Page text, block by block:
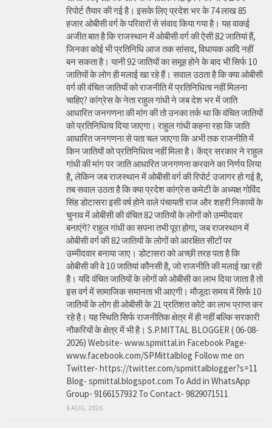
रिपोर्ट तैयार की गई है। इसके लिए प्रदेश भर के 74 लाख 85
हजार ओबीसी वर्ग के परिवारों से संवाद किया गया है। यह वाकई
अजीत बात है कि राजस्थान में ओबीसी वर्ग की ऐसी 82 जातियां हैं,
जिनका कोई भी प्रतिनिधि आज तक सांसद, विधायक आदि नहीं
बन सकता है। यानी 92 जातियों का समूह होने के बाद भी सिर्फ 10
जातियों के लोग ही मलाई खा रहे हैं। सवाल उठता है कि क्या ओबीसी
वर्ग की वंचित जातियों को राजनीति में प्रतिनिधित्व नहीं मिलना
चाहिए? कांग्रेस के नेता राहुल गांधी ने जब देश भर में जाति
आधारित जनगणना की मांग की तो उनका तर्क था कि वंचित जातियों
को प्रतिनिधित्व दिया जाएगा। राहुल गांधी कहना रहा कि जाति
आधारित जनगणना से पता चल जाएगा कि अभी तक राजनीति में
किन जातियों को प्रतिनिधित्व नहीं मिला है। केंद्र सरकार ने राहुल
गांधी की मांग पर जाति आधारित जनगणना करवाने का निर्णय लिया
है, लेकिन जब राजस्थान में ओबीसी वर्ग की रिपोर्ट उजागर हो गई है,
तब सवाल उठता है कि क्या प्रदेश कांग्रेस कमेटी के अध्यक्ष गोविंद
सिंह डोटासरा इसी वर्ष होने वाले पंचायती राज और शहरी निकायों के
चुनाव में ओबीसी की वंचित 82 जातियों के लोगों को उम्मीदवार
बनाएंगे? राहुल गांधी का सपना तभी पूरा होगा, जब राजस्थान में
ओबीसी वर्ग की 82 जातियों के लोगों को आरक्षित सीटों पर
उम्मीदवार बनाया जाए। डोटासरा को अच्छी तरह पता है कि
ओबीसी की वे 10 जातियां कौनसी है, जो राजनीति की मलाई खा रही
है। यदि वंचित जातियों के लोगों को ओबीसी का लाभ दिया जाता है तो
इस वर्ग में सामाजिक समानता भी आएगी। मौजूदा समय में सिर्फ 10
जातियों के लोग ही ओबीसी के 21 प्रतिशत कोटे का लाभ प्राप्त कर
रहे है। यह स्थिति सिर्फ राजनीतिक क्षेत्र में ही नहीं बल्कि सरकारी
नौकरियों के क्षेत्र में भी है। S.P.MITTAL BLOGGER ( 06-08-
2026) Website- www.spmittal.in Facebook Page-
www.facebook.com/SPMittalblog Follow me on
Twitter- https://twitter.com/spmittalblogger?s=11
Blog- spmittal.blogspot.com To Add in WhatsApp
Group- 9166157932 To Contact- 9829071511
6 AUG, 2026